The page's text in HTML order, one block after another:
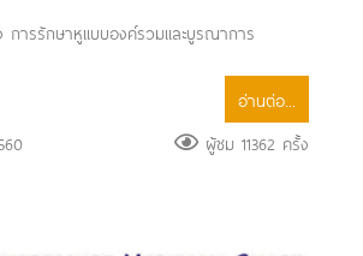
การรักษาหูแบบองค์รวมและบูรณาการ
อ่านต่อ...
ผู้ชม 11362 ครั้ง